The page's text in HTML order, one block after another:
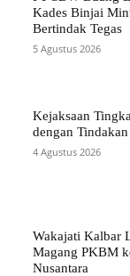
Kades Binjai
Bertindak Tegas
5 Agustus 2026
Kejaksaan
dengan
4 Agustus 2026
Wakajati Kalbar
Magang PKBM
Nusantara